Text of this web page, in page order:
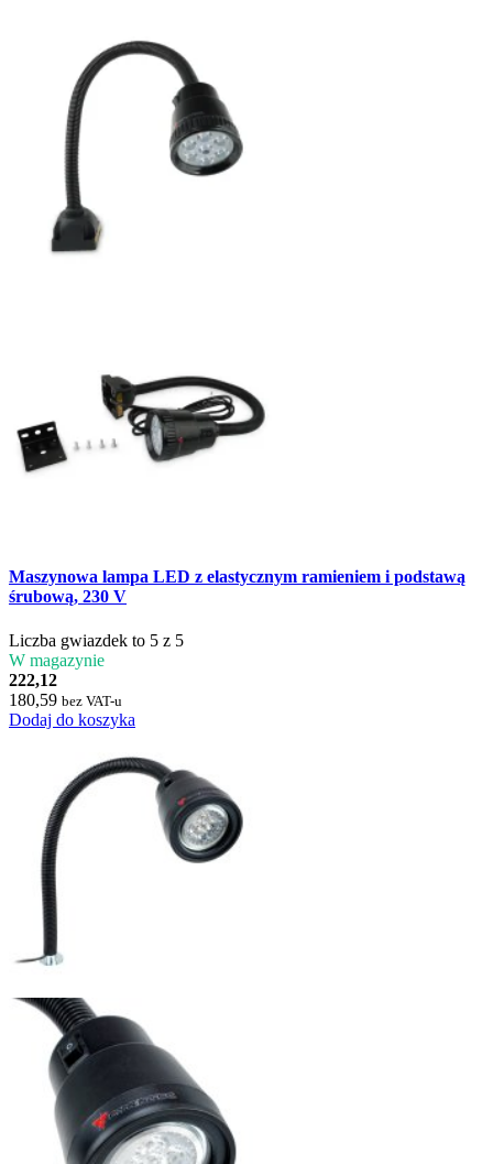
Maszynowa lampa LED z elastycznym ramieniem i podstawą
śrubową, 230 V
Liczba gwiazdek to 5 z 5
W magazynie
222,12
180,59 bez VAT-u
Dodaj do koszyka